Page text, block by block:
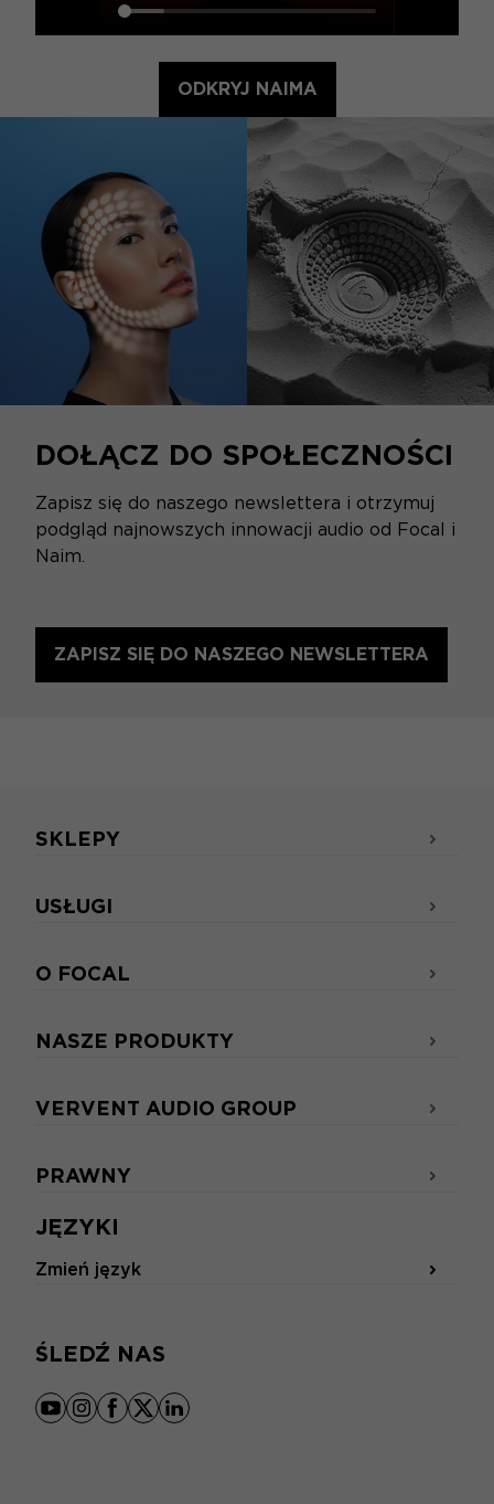
ODKRYJ NAIMA
DOŁĄCZ DO SPOŁECZNOŚCI
Zapisz się do naszego newslettera i otrzymuj
podgląd najnowszych innowacji audio od Focal i
Naim.
ZAPISZ SIĘ DO NASZEGO NEWSLETTERA
JĘZYKI
Zmień język
ŚLEDŹ NAS
youtube
instagram
facebook
x linkedin
SKLEPY
USŁUGI
O FOCAL
NASZE PRODUKTY
VERVENT AUDIO GROUP
PRAWNY